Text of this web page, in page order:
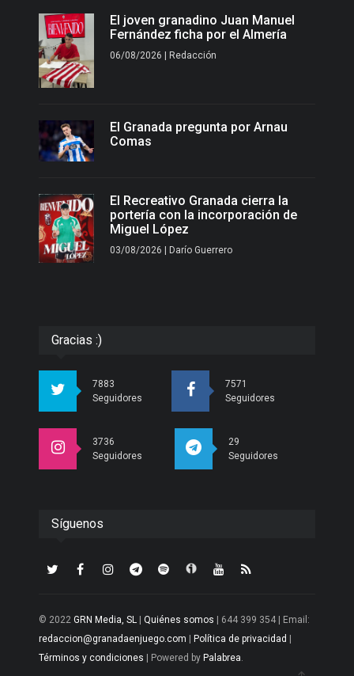
El joven granadino Juan Manuel
Fernández ficha por el Almería
06/08/2026 | Redacción
El Granada pregunta por Arnau
Comas
El Recreativo Granada cierra la
portería con la incorporación de
Miguel López
03/08/2026 | Darío Guerrero
Gracias :)
7883
Seguidores
7571
Seguidores
3736
Seguidores
29
Seguidores
Síguenos
© 2022 GRN Media, SL Quiénes somos | 644 399 354 | Email:
redaccion@granadaenjuego.com
Política de privacidad
Términos y condiciones | Powered by Palabrea.